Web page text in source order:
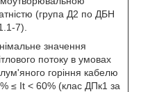
(група Д2 по ДБН
7).
значення
потоку в умовах
горіння кабелю
≤ It < 60% (клас ДПк1 за